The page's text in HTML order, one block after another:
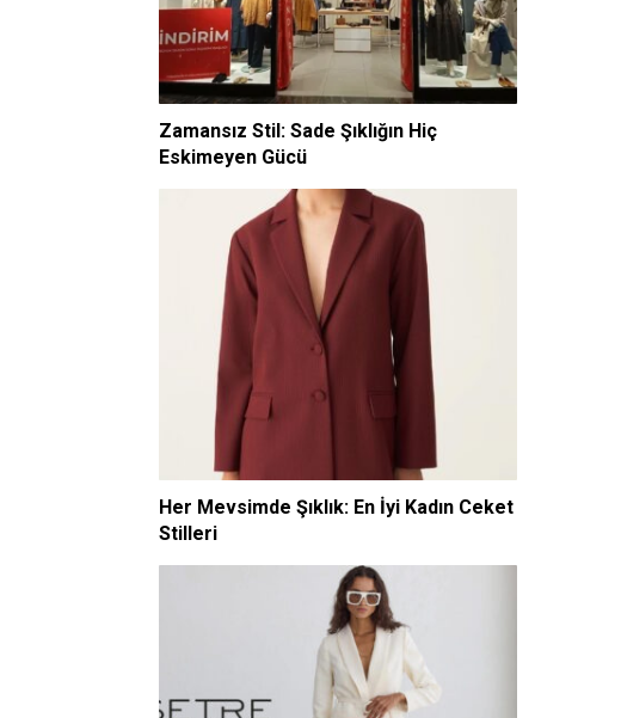
Zamansız Stil: Sade Şıklığın Hiç
Eskimeyen Gücü
Her Mevsimde Şıklık: En İyi Kadın Ceket
Stilleri